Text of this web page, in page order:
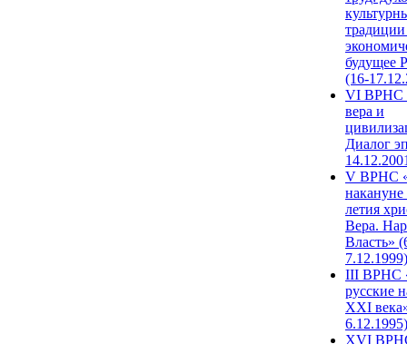
будущее
(16-
VI ВРНС
вера и
Диалог
V ВРНС
накануне
летия
Вера.
Власть»
7.12.1999)
III ВРНС
русские
XXI
6.12.1995)
XVI